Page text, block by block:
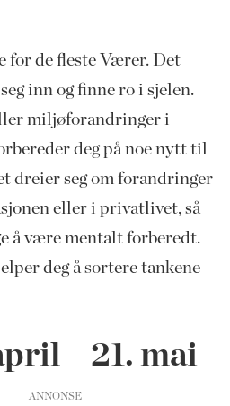
for de fleste Værer. Det
inn og finne ro i sjelen.
miljøforandringer i
deg på noe nytt til
dreier seg om forandringer
eller i privatlivet, så
å være mentalt forberedt.
deg å sortere tankene
– 21. mai